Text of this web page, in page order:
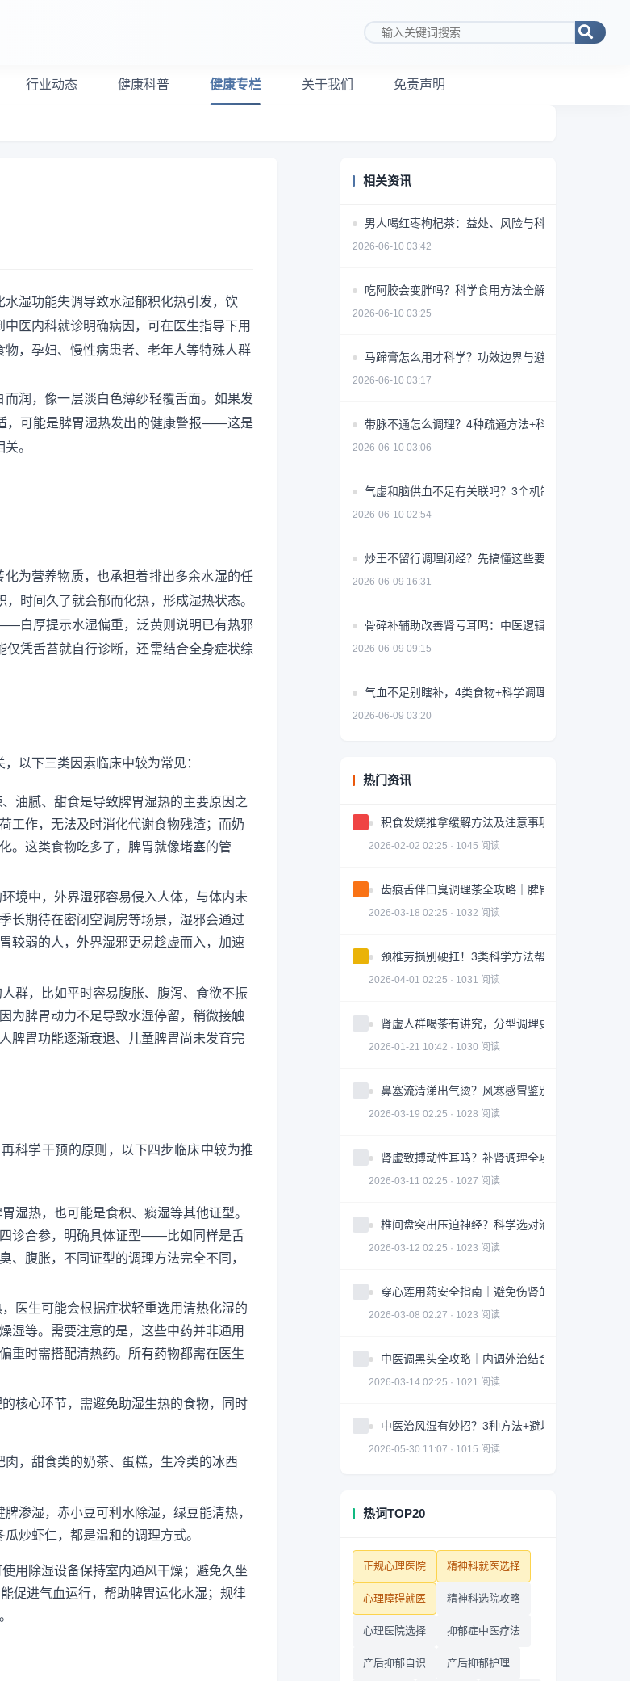
搜索关键词
行业动态 健康科普 健康专栏 关于我们 免责声明
湿功能失调导致水湿郁积化热引发，饮
医内科就诊明确病因，可在医生指导下用
，孕妇、慢性病患者、老年人等特殊人群
润，像一层淡白色薄纱轻覆舌面。如果发
，可能是脾胃湿热发出的健康警报——这是
。
为营养物质，也承担着排出多余水湿的任
时间久了就会郁而化热，形成湿热状态。
白厚提示水湿偏重，泛黄则说明已有热邪
凭舌苔就自行诊断，还需结合全身症状综
以下三类因素临床中较为常见：
油腻、甜食是导致脾胃湿热的主要原因之
工作，无法及时消化代谢食物残渣；而奶
。这类食物吃多了，脾胃就像堵塞的管
境中，外界湿邪容易侵入人体，与体内未
长期待在密闭空调房等场景，湿邪会通过
较弱的人，外界湿邪更易趁虚而入，加速
群，比如平时容易腹胀、腹泻、食欲不振
为脾胃动力不足导致水湿停留，稍微接触
脾胃功能逐渐衰退、儿童脾胃尚未发育完
科学干预的原则，以下四步临床中较为推
湿热，也可能是食积、痰湿等其他证型。
诊合参，明确具体证型——比如同样是舌
、腹胀，不同证型的调理方法完全不同，
医生可能会根据症状轻重选用清热化湿的
湿等。需要注意的是，这些中药并非通用
重时需搭配清热药。所有药物都需在医生
核心环节，需避免助湿生热的食物，同时
，甜食类的奶茶、蛋糕，生冷类的冰西
渗湿，赤小豆可利水除湿，绿豆能清热，
炒虾仁，都是温和的调理方式。
用除湿设备保持室内通风干燥；避免久坐
促进气血运行，帮助脾胃运化水湿；规律
相关资讯
男人喝红枣枸杞茶：益处、风险与科学饮用指南
2026-06-10 03:42
吃阿胶会变胖吗？科学食用方法全解析
2026-06-10 03:25
马蹄膏怎么用才科学？功效边界与避坑指南
2026-06-10 03:17
带脉不通怎么调理？4种疏通方法+科学避坑指南
2026-06-10 03:06
气虚和脑供血不足有关联吗？3个机制揭秘
2026-06-10 02:54
炒王不留行调理闭经？先搞懂这些要点避免无效用药
2026-06-09 16:31
骨碎补辅助改善肾亏耳鸣：中医逻辑与使用指南
2026-06-09 09:15
气血不足别瞎补，4类食物+科学调理指南
2026-06-09 03:20
热门资讯
积食发烧推拿缓解方法及注意事项
2026-02-02 02:25 · 1045 阅读
齿痕舌伴口臭调理茶全攻略｜脾胃健康轻松掌握
2026-03-18 02:25 · 1032 阅读
颈椎劳损别硬扛！3类科学方法帮你轻松缓解｜实
2026-04-01 02:25 · 1031 阅读
肾虚人群喝茶有讲究，分型调理更有效
2026-01-21 10:42 · 1030 阅读
鼻塞流清涕出气烫？风寒感冒鉴别指南全攻略
2026-03-19 02:25 · 1028 阅读
肾虚致搏动性耳鸣？补肾调理全攻略｜实用指南
2026-03-11 02:25 · 1027 阅读
椎间盘突出压迫神经？科学选对治疗方案全攻略
2026-03-12 02:25 · 1023 阅读
穿心莲用药安全指南｜避免伤肾的3大关键因素
2026-03-08 02:27 · 1023 阅读
中医调黑头全攻略｜内调外治结合改善皮肤问题
2026-03-14 02:25 · 1021 阅读
中医治风湿有妙招？3种方法+避坑指南助你科学
2026-05-30 11:07 · 1015 阅读
热词TOP20
正规心理医院 精神科就医选择
心理障碍就医 精神科选院攻略
心理医院选择 抑郁症中医疗法
产后抑郁自识 产后抑郁护理